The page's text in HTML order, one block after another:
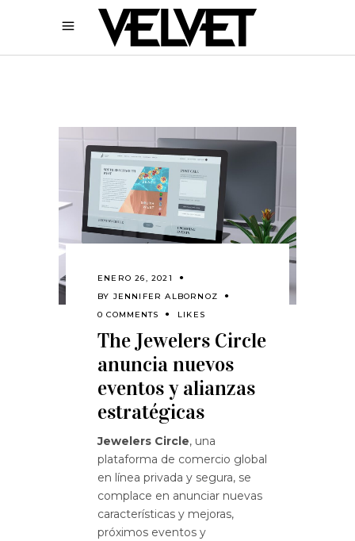
ENERO 26, 2021
BY JENNIFER ALBORNOZ
0 COMMENTS
LIKES
The Jewelers Circle
anuncia nuevos
eventos y alianzas
estratégicas
Jewelers Circle, una
plataforma de comercio global
en línea privada y segura, se
complace en anunciar nuevas
características y mejoras,
próximos eventos y